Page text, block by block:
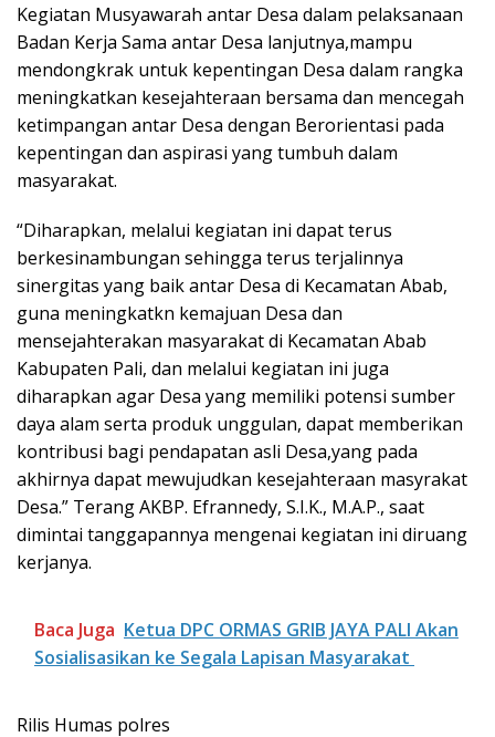
Kegiatan Musyawarah antar Desa dalam pelaksanaan
Badan Kerja Sama antar Desa lanjutnya,mampu
mendongkrak untuk kepentingan Desa dalam rangka
meningkatkan kesejahteraan bersama dan mencegah
ketimpangan antar Desa dengan Berorientasi pada
kepentingan dan aspirasi yang tumbuh dalam
masyarakat.
“Diharapkan, melalui kegiatan ini dapat terus
berkesinambungan sehingga terus terjalinnya
sinergitas yang baik antar Desa di Kecamatan Abab,
guna meningkatkn kemajuan Desa dan
mensejahterakan masyarakat di Kecamatan Abab
Kabupaten Pali, dan melalui kegiatan ini juga
diharapkan agar Desa yang memiliki potensi sumber
daya alam serta produk unggulan, dapat memberikan
kontribusi bagi pendapatan asli Desa,yang pada
akhirnya dapat mewujudkan kesejahteraan masyrakat
Desa.” Terang AKBP. Efrannedy, S.I.K., M.A.P., saat
dimintai tanggapannya mengenai kegiatan ini diruang
kerjanya.
Baca Juga Ketua DPC ORMAS GRIB JAYA PALI Akan
Sosialisasikan ke Segala Lapisan Masyarakat
Rilis Humas polres